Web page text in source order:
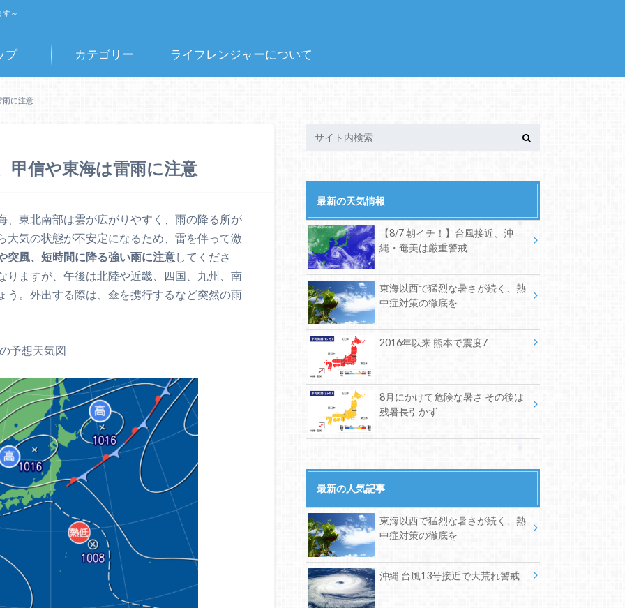
～
プ カテゴリー ライフレンジャーについて
雨に注意
甲信や東海は雷雨に注意
、東北南部は雲が広がりやすく、雨の降る所が
大気の状態が不安定になるため、雷を伴って激
突風、短時間に降る強い雨に注意してくださ
りますが、午後は北陸や近畿、四国、九州、南
う。外出する際は、傘を携行するなど突然の雨
予想天気図
最新の天気情報
【8/7 朝イチ！】台風接近、沖
縄・奄美は厳重警戒
東海以西で猛烈な暑さが続く、熱
中症対策の徹底を
2016年以来 熊本で震度7
8月にかけて危険な暑さ その後は
残暑長引かず
最新の人気記事
東海以西で猛烈な暑さが続く、熱
中症対策の徹底を
沖縄 台風13号接近で大荒れ警戒